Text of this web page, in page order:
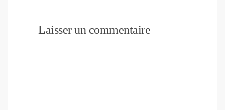
Laisser un commentaire